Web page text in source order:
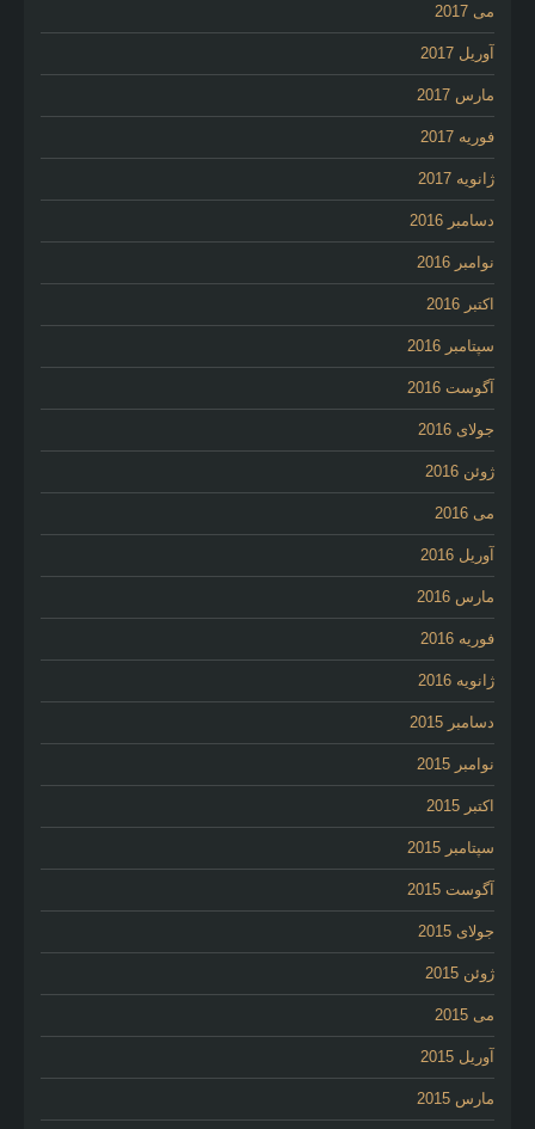
می 2017
آوریل 2017
مارس 2017
فوریه 2017
ژانویه 2017
دسامبر 2016
نوامبر 2016
اکتبر 2016
سپتامبر 2016
آگوست 2016
جولای 2016
ژوئن 2016
می 2016
آوریل 2016
مارس 2016
فوریه 2016
ژانویه 2016
دسامبر 2015
نوامبر 2015
اکتبر 2015
سپتامبر 2015
آگوست 2015
جولای 2015
ژوئن 2015
می 2015
آوریل 2015
مارس 2015